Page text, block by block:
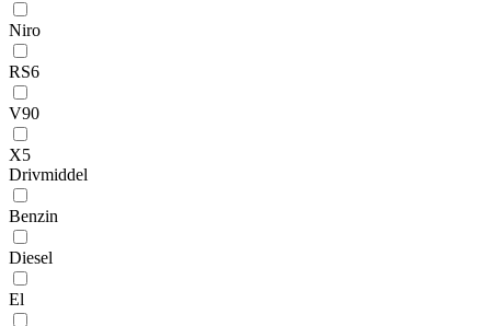
Niro
RS6
V90
X5
Drivmiddel
Benzin
Diesel
El